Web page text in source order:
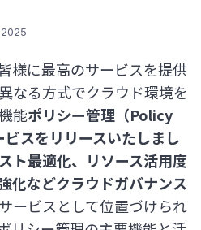
様に最高のサービスを提供
なる方式でクラウド環境を
能ポリシー管理（Policy
スをリリースいたしまし
ト最適化、リソース活用度
化などクラウドガバナンス
ービスとして位置づけられ